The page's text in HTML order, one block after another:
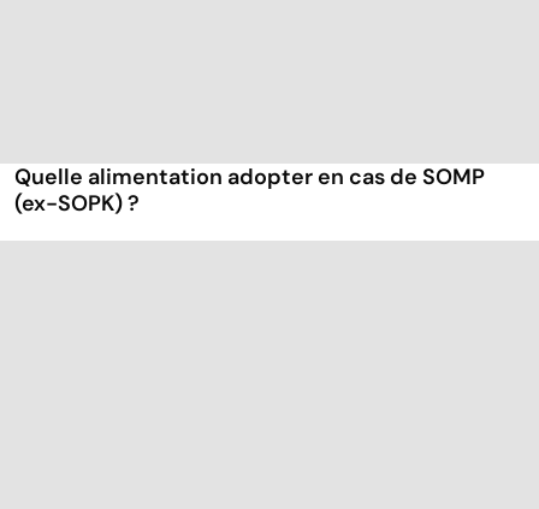
Quelle alimentation adopter en cas de SOMP
(ex-SOPK) ?